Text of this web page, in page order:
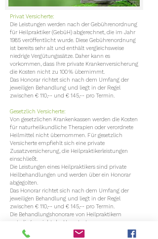
Privat Versicherte:
Die Leistungen werden nach der Gebührenordnung
für Heilpraktiker (GebüH) abgerechnet, die im Jahr
1985 veröffentlicht wurde. Diese Gebührenordnung
ist bereits sehr alt und enthält vergleichsweise
niedrige Vergütungssätze. Daher kann es
vorkommen, dass Ihre private Krankenversicherung
die Kosten nicht zu 100 % übernimmt.
Das Honorar richtet sich nach dem Umfang der
jeweiligen Behandlung und liegt in der Regel
zwischen € 110,-- und € 145,-- pro Termin.
Gesetzlich Versicherte:
Von gesetzlichen Krankenkassen werden die Kosten
für naturheilkundliche Therapien oder verordnete
Heilmittel nicht übernommen. Für gesetzlich
Versicherte empfiehlt sich eine private
Zusatzversicherung, die Heilpraktikerleistungen
einschließt.
Die Leistungen eines Heilpraktikers sind private
Heilbehandlungen und werden über ein Honorar
abgegolten.
Das Honorar richtet sich nach dem Umfang der
jeweiligen Behandlung und liegt in der Regel
zwischen € 110,-- und € 145,-- pro Termin.
Die Behandlungshonorare von Heilpraktikern
unterliegen nicht der Umsatzsteuer
(Mehrwertsteuer).